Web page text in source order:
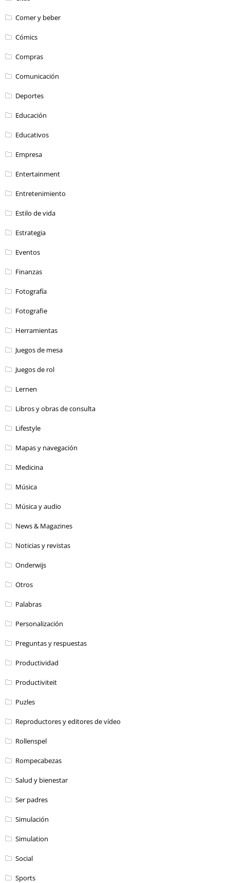
Comer y beber
Cómics
Compras
Comunicación
Deportes
Educación
Educativos
Empresa
Entertainment
Entretenimiento
Estilo de vida
Estrategia
Eventos
Finanzas
Fotografía
Fotografie
Herramientas
Juegos de mesa
Juegos de rol
Lernen
Libros y obras de consulta
Lifestyle
Mapas y navegación
Medicina
Música
Música y audio
News & Magazines
Noticias y revistas
Onderwijs
Otros
Palabras
Personalización
Preguntas y respuestas
Productividad
Productiviteit
Puzles
Reproductores y editores de vídeo
Rollenspel
Rompecabezas
Salud y bienestar
Ser padres
Simulación
Simulation
Social
Sports